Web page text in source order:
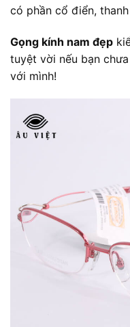
có phần cổ điển,
Gọng kính nam đẹp
tuyệt vời nếu bạn
với mình!